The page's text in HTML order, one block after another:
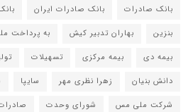
بانک صادرات
بانک صادرات ایران
بنزین
بهاران تدبیر کیش به پرداخت
بیمه دی
بیمه مرکزی تسهیلات
دانش بنیان
زهرا نظری مهر سایپا
شرکت ملی مس
شورای وحدت